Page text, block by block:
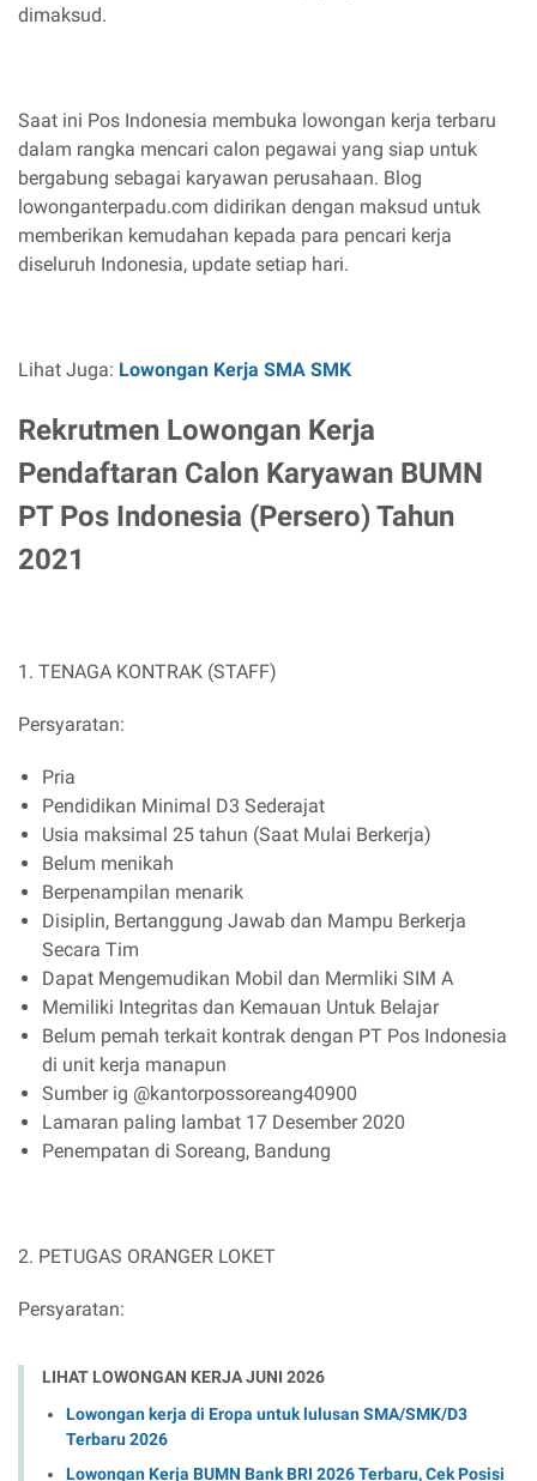
dimaksud.
Saat ini Pos Indonesia membuka lowongan kerja terbaru
dalam rangka mencari calon pegawai yang siap untuk
bergabung sebagai karyawan perusahaan. Blog
lowonganterpadu.com didirikan dengan maksud untuk
memberikan kemudahan kepada para pencari kerja
diseluruh Indonesia, update setiap hari.
Lihat Juga: Lowongan Kerja SMA SMK
Rekrutmen Lowongan Kerja
Pendaftaran Calon Karyawan BUMN
PT Pos Indonesia (Persero) Tahun
2021
1. TENAGA KONTRAK (STAFF)
Persyaratan:
Pria
Pendidikan Minimal D3 Sederajat
Usia maksimal 25 tahun (Saat Mulai Berkerja)
Belum menikah
Berpenampilan menarik
Disiplin, Bertanggung Jawab dan Mampu Berkerja
Secara Tim
Dapat Mengemudikan Mobil dan Mermliki SIM A
Memiliki Integritas dan Kemauan Untuk Belajar
Belum pemah terkait kontrak dengan PT Pos Indonesia
di unit kerja manapun
Sumber ig @kantorpossoreang40900
Lamaran paling lambat 17 Desember 2020
Penempatan di Soreang, Bandung
2. PETUGAS ORANGER LOKET
Persyaratan:
LIHAT LOWONGAN KERJA JUNI 2026
Lowongan kerja di Eropa untuk lulusan SMA/SMK/D3
Terbaru 2026
Lowongan Kerja BUMN Bank BRI 2026 Terbaru, Cek Posisi